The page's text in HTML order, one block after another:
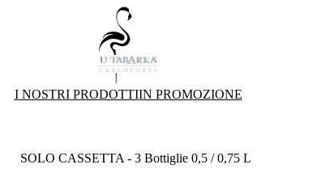
I NOSTRI PRODOTTIIN PROMOZIONE
SOLO CASSETTA - 3 Bottiglie 0,5 / 0,75 L